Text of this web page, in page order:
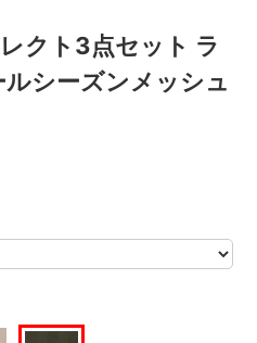
クト3点セット ラ
シーズンメッシュ